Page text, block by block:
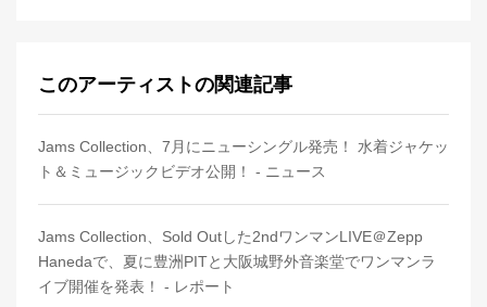
このアーティストの関連記事
Jams Collection、7月にニューシングル発売！ 水着ジャケッ
ト＆ミュージックビデオ公開！ - ニュース
Jams Collection、Sold Outした2ndワンマンLIVE＠Zepp
Hanedaで、夏に豊洲PITと大阪城野外音楽堂でワンマンラ
イブ開催を発表！ - レポート